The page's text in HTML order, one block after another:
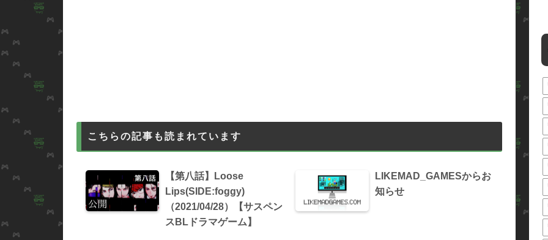
こちらの記事も読まれています
【第八話】Loose
Lips(SIDE:foggy)
（2021/04/28）【サスペン
スBLドラマゲーム】
LIKEMAD_GAMESからお
知らせ